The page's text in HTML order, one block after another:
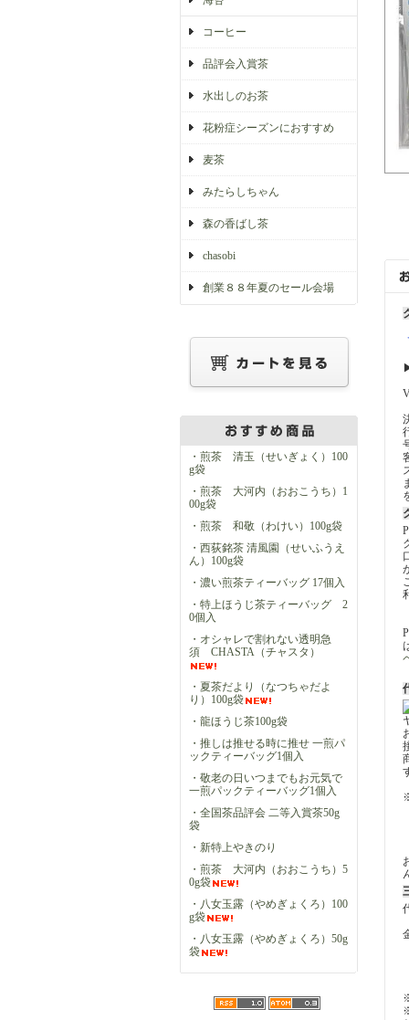
コーヒー
品評会入賞茶
水出しのお茶
花粉症シーズンにおすすめ
麦茶
みたらしちゃん
森の香ばし茶
chasobi
創業８８年夏のセール会場
・煎茶 清玉（せいぎょく）100
g袋
・煎茶 大河内（おおこうち）1
00g袋
・煎茶 和敬（わけい）100g袋
・西荻銘茶 清風園（せいふうえ
ん）100g袋
・濃い煎茶ティーバッグ 17個入
・特上ほうじ茶ティーバッグ 2
0個入
・オシャレで割れない透明急
須 CHASTA（チャスタ）
・夏茶だより（なつちゃだよ
り）100g袋
・龍ほうじ茶100g袋
・推しは推せる時に推せ 一煎パ
ックティーバッグ1個入
・敬老の日いつまでもお元気で
一煎パックティーバッグ1個入
・全国茶品評会 二等入賞茶50g
袋
・新特上やきのり
・煎茶 大河内（おおこうち）5
0g袋
・八女玉露（やめぎょくろ）100
g袋
・八女玉露（やめぎょくろ）50g
袋